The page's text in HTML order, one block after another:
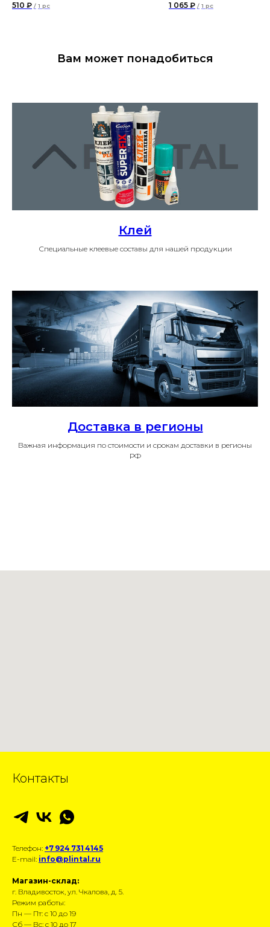
510 ₽ / 1 pc
1 065 ₽ / 1 pc
Вам может понадобиться
Клей
Специальные клеевые составы для нашей продукции
Доставка в регионы
Важная информация по стоимости и срокам доставки в регионы
РФ
Контакты
Телефон: +7 924 731 4145
E-mail: info@plintal.ru
Магазин-склад:
г. Владивосток, ул. Чкалова, д. 5.
Режим работы:
Пн — Пт: с 10 до 19
Сб — Вс: с 10 до 17